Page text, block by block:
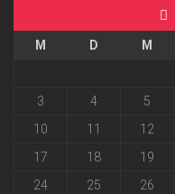
M D M
3
4 5
10
11 12
17
18 19
24
25 26